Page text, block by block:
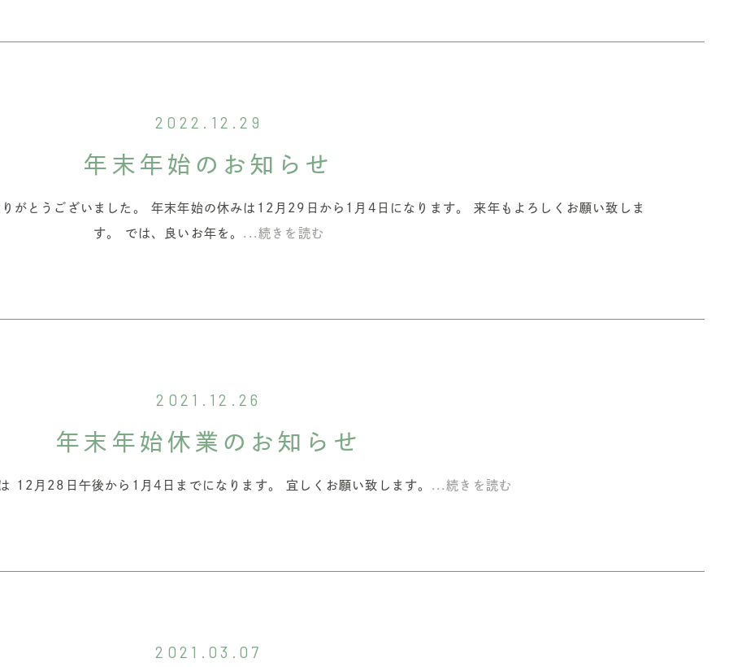
2022.12.29
年末年始のお知らせ
がとうございました。 年末年始の休みは12月29日から1月4日になります。 来年もよろしくお願い致しま
す。 では、良いお年を。 ...続きを読む
2021.12.26
年末年始休業のお知らせ
12月28日午後から1月4日までになります。 宜しくお願い致します。 ...続きを読む
2021.03.07